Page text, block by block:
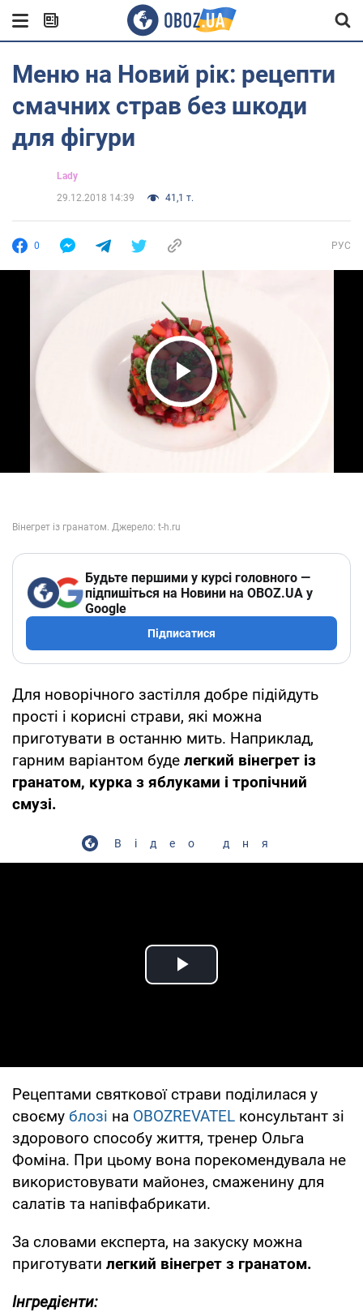
Меню на Новий рік: рецепти
смачних страв без шкоди
для фігури
Lady
29.12.2018 14:39
41,1 т.
0 РУС
Play Video
Будьте першими у курсі головного —
підпишіться на Новини на OBOZ.UA у
Google
Підписатися
Для новорічного застілля добре підійдуть
прості і корисні страви, які можна
приготувати в останню мить. Наприклад,
гарним варіантом буде легкий вінегрет із
гранатом, курка з яблуками і тропічний
смузі.
Відео дня
Play Video
Рецептами святкової страви поділилася у
своєму блозі на OBOZREVATEL консультант зі
здорового способу життя, тренер Ольга
Фоміна. При цьому вона порекомендувала не
використовувати майонез, смаженину для
салатів та напівфабрикати.
За словами експерта, на закуску можна
приготувати легкий вінегрет з гранатом.
Інгредієнти: